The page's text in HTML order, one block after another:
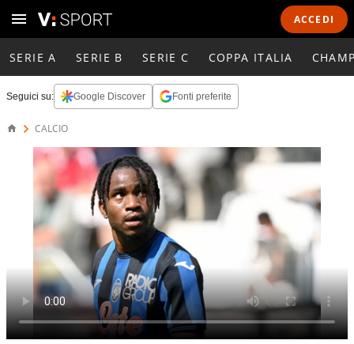
ACCEDI
SERIE A SERIE B SERIE C COPPA ITALIA
Seguici su: Google Discover Fonti preferite
CALCIO